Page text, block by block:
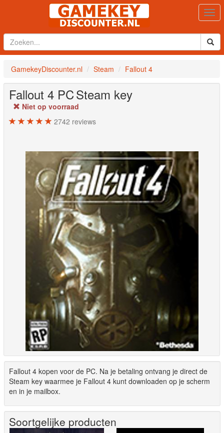
GamekeyDiscounter.nl Steam Fallout 4
Fallout 4 PCSteam key
Niet op voorraad
2742 reviews
Fallout 4 kopen voor de PC. Na je betaling ontvang je direct de
Steam key waarmee je Fallout 4 kunt downloaden op je scherm
en in je mailbox.
Soortgelijke producten